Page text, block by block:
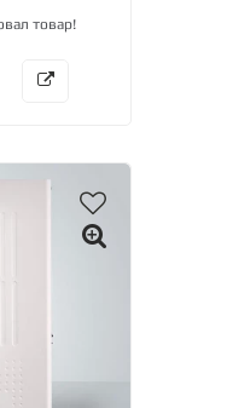
товар!